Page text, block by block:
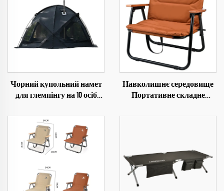
Чорний купольний намет
для глемпінгу на 10 осіб
намет для зими
Навколишнє середовище
Портативне складне
Пляж Похід Кемпінг